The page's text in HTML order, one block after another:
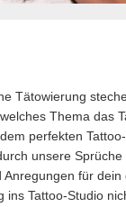
Tätowierung
Thema das
perfekten
unsere
Anregungen für
ins Tattoo-Studio